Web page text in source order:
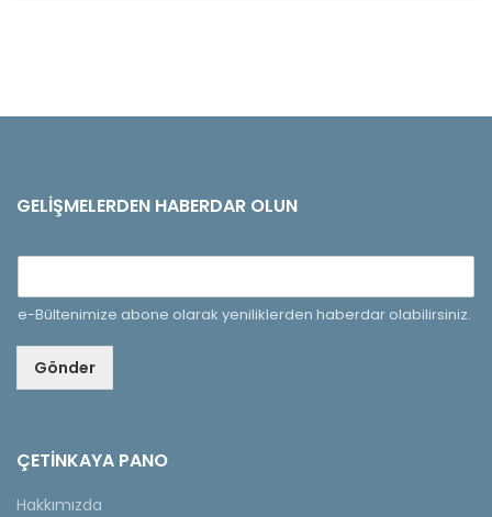
GELIŞMELERDEN HABERDAR OLUN
e-Bültenimize abone olarak yeniliklerden haberdar olabilirsiniz.
Gönder
ÇETINKAYA PANO
Hakkımızda